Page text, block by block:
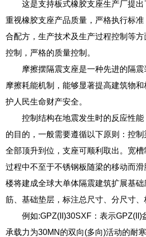
这是支持板式橡胶支座生产厂提
重视橡胶支座产品质量，严格执行标
合配方，生产技术及生产过程控制等
控制，严格的质量控制。
摩擦摆隔震支座是一种先进的隔
摩擦耗能机制，能够显著提高建筑物
护人民生命财产安全。
控制结构在地震发生时的反应性
的目的，一般需要遵循以下原则：控制
全部顶升到位，支座可顺利取出。宽
过程中不至于不锈钢板随梁的移动而
楼将建成全球大单体隔震建筑扩展基
筋、基础垫层，标注总尺寸、分尺寸、
例如:GPZ(II)30SXF：表示GPZ(II)
承载力为30MN的双向(多向)活动的耐寒